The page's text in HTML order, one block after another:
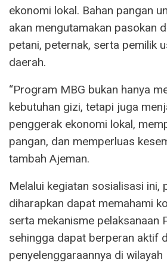
ekonomi lokal. Bahan pangan
akan mengutamakan pasokan
petani, peternak, serta pemilik
daerah.
“Program MBG bukan hanya
kebutuhan gizi, tetapi juga
penggerak ekonomi lokal,
pangan, dan memperluas
tambah Ajeman.
Melalui kegiatan sosialisasi ini,
diharapkan dapat memahami
serta mekanisme pelaksanaan
sehingga dapat berperan aktif
penyelenggaraannya di wilayah